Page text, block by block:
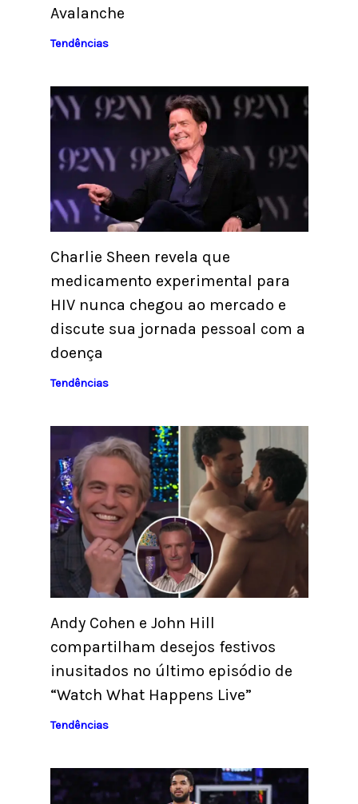
Avalanche
Tendências
Charlie Sheen revela que
medicamento experimental para
HIV nunca chegou ao mercado e
discute sua jornada pessoal com a
doença
Tendências
Andy Cohen e John Hill
compartilham desejos festivos
inusitados no último episódio de
“Watch What Happens Live”
Tendências